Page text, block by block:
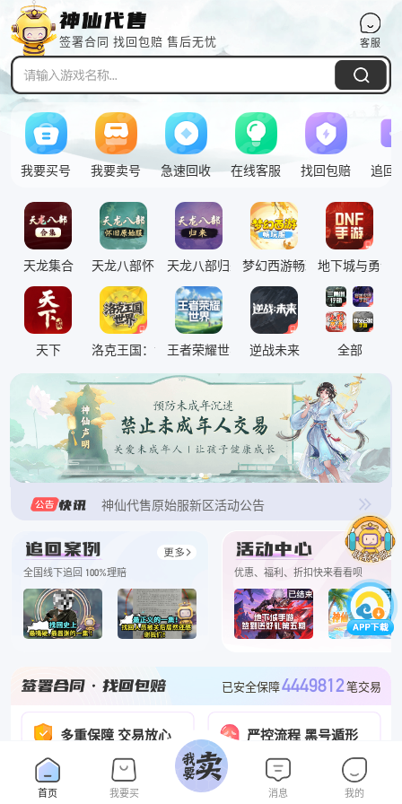
签署合同 找回包赔 售后无忧 客服
我要买号 我要卖号 急速回收 在线客服 找回包赔 追回
天龙集合 天龙八部怀旧原始服天龙八部归来 梦幻西游畅玩服地下城与勇士
天下 洛克王国：世界王者荣耀世界 逆战未来 全部
防骗提醒 必看 必看
神仙代售原始服新区活动公告
神仙代售原始服新区活动公告
神仙WG怀旧特惠活动公告
神仙代售归来特惠活动公告
神仙代售经典服优惠活动
神仙放心卖
如何鉴别客服真假！必看！必看！
神仙特此提醒
腾讯qq注意事项
二手号包赔交易
重要通知
关于禁止未成年交易的说明
网络安全
全国线下追回 100%理赔 优惠、福利、折扣快来看看呗
已安全保障4449812 笔交易
多重保障 交易放心
合同已签署 3120544
找回包赔 100% 赔付率
严控流程 黑号遁形
全网黑号库联合查询预警
真假客服一键核验
去查询
首页 我要买 消息 我的